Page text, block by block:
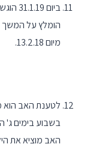
ביום
הומלץ על המשך
מיום 13.2.18.
לטענת האב הוא
בשבוע בימים ג'
האב מוציא את